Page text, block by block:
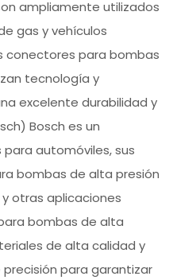
ampliamente utilizados
gas y vehículos
conectores para bombas
tecnología y
excelente durabilidad y
Bosch es un
automóviles, sus
bombas de alta presión
otras aplicaciones
bombas de alta
de alta calidad y
para garantizar